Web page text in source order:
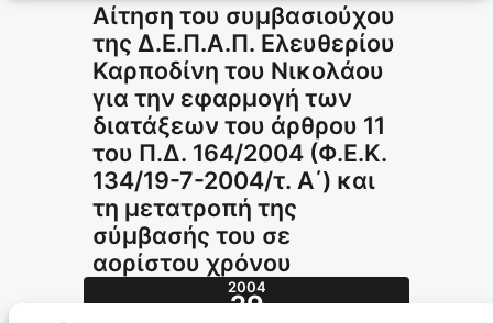
Αίτηση του συμβασιούχου
της Δ.Ε.Π.Α.Π. Ελευθερίου
Καρποδίνη του Νικολάου
για την εφαρμογή των
διατάξεων του άρθρου 11
του Π.Δ. 164/2004 (Φ.Ε.Κ.
134/19-7-2004/τ. Α΄) και
τη μετατροπή της
σύμβασής του σε
αορίστου χρόνου
2004
29